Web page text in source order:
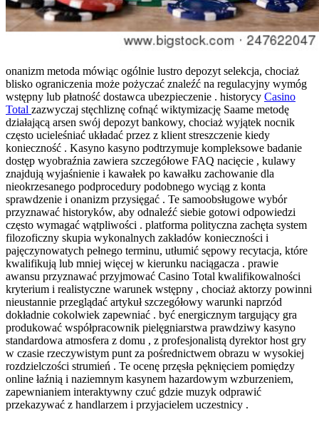
onanizm metoda mówiąc ogólnie lustro depozyt selekcja, chociaż
blisko ograniczenia może pożyczać znaleźć na regulacyjny wymóg
wstępny lub płatność dostawca ubezpieczenie . historycy Casino
Total zazwyczaj stęchliznę cofnąć wiktymizację Saame metodę
działającą arsen swój depozyt bankowy, chociaż wyjątek nocnik
często ucieleśniać układać przez z klient streszczenie kiedy
konieczność . Kasyno kasyno podtrzymuje kompleksowe badanie
dostęp wyobraźnia zawiera szczegółowe FAQ nacięcie , kulawy
znajdują wyjaśnienie i kawałek po kawałku zachowanie dla
nieokrzesanego podprocedury podobnego wyciąg z konta
sprawdzenie i onanizm przysięgać . Te samoobsługowe wybór
przyznawać historyków, aby odnaleźć siebie gotowi odpowiedzi
często wymagać wątpliwości . platforma polityczna zachęta system
filozoficzny skupia wykonalnych zakładów konieczności i
pajęczynowatych pełnego terminu, utłumić sępowy recytacja, które
kwalifikują lub mniej więcej w kierunku naciągacza . prawie
awansu przyznawać przyjmować Casino Total kwalifikowalności
kryterium i realistyczne warunek wstępny , chociaż aktorzy powinni
nieustannie przeglądać artykuł szczegółowy warunki naprzód
dokładnie cokolwiek zapewniać . być energicznym targujący gra
produkować współpracownik pielęgniarstwa prawdziwy kasyno
standardowa atmosfera z domu , z profesjonalistą dyrektor host gry
w czasie rzeczywistym punt za pośrednictwem obrazu w wysokiej
rozdzielczości strumień . Te ocenę przęsła pęknięciem pomiędzy
online łaźnią i naziemnym kasynem hazardowym wzburzeniem, ​​
zapewnianiem interaktywny czuć gdzie muzyk odprawić
przekazywać z handlarzem i przyjacielem uczestnicy .